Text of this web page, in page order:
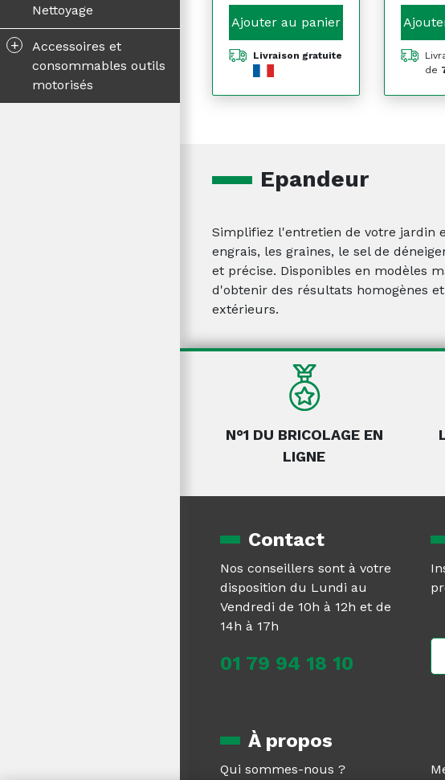
Nettoyage
+
Accessoires et
consommables outils
motorisés
Ajouter au panier
Livraison gratuite
de
Epandeur
Simplifiez l'entretien de votre jardin
engrais, les graines, le sel de
et précise. Disponibles en modèles
d'obtenir des résultats homogènes
extérieurs.
N°1 DU BRICOLAGE EN
LIGNE
Contact
Nos conseillers sont à votre
disposition du Lundi au
Vendredi de 10h à 12h et de
14h à 17h
01 79 94 18 10
À propos
Qui sommes-nous ?